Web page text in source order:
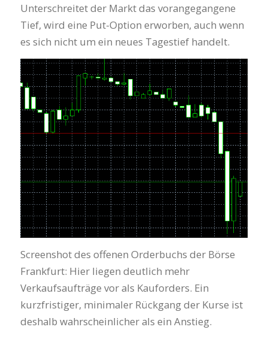
Unterschreitet der Markt das vorangegangene
Tief, wird eine Put-Option erworben, auch wenn
es sich nicht um ein neues Tagestief handelt.
Screenshot des offenen Orderbuchs der Börse
Frankfurt: Hier liegen deutlich mehr
Verkaufsaufträge vor als Kauforders. Ein
kurzfristiger, minimaler Rückgang der Kurse ist
deshalb wahrscheinlicher als ein Anstieg.